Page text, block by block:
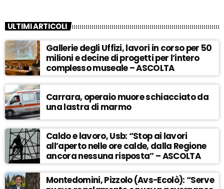
ULTIMI ARTICOLI
Gallerie degli Uffizi, lavori in corso per 50
milioni e decine di progetti per l’intero
complesso museale – ASCOLTA
Carrara, operaio muore schiacciato da
una lastra di marmo
Caldo e lavoro, Usb: “Stop ai lavori
all’aperto nelle ore calde, dalla Regione
ancora nessuna risposta” – ASCOLTA
Montedomini, Pizzolo (Avs-Ecolò): “Serve